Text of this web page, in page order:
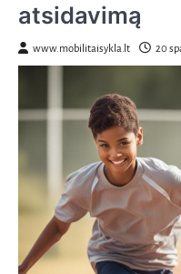
atsidavimą
www.mobilitaisykla.lt 20